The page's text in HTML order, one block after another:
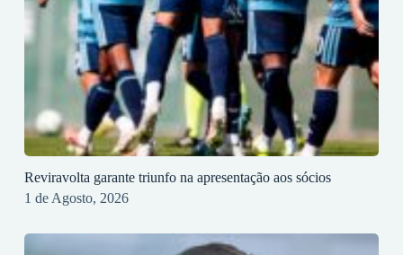
Reviravolta garante triunfo na apresentação aos sócios
1 de Agosto, 2026